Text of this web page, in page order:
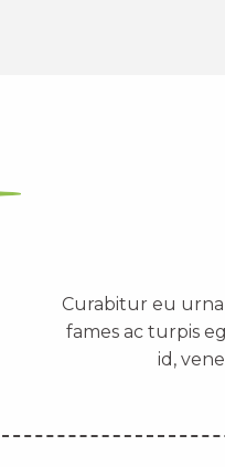
Curabitur eu
fames ac turpis
id,